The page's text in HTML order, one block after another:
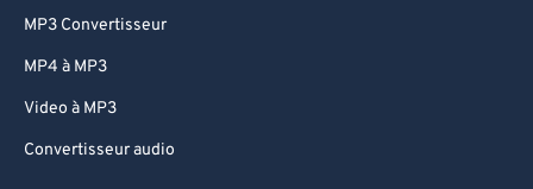
MP3 Convertisseur
MP4 à MP3
Video à MP3
Convertisseur audio